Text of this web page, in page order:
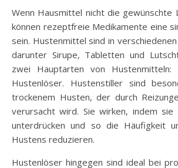
Wenn Hausmittel nicht die gewünschte
können rezeptfreie Medikamente eine
sein. Hustenmittel sind in
darunter Sirupe, Tabletten und
zwei Hauptarten von Hustenmitteln:
Hustenlöser. Hustenstiller sind
trockenem Husten, der durch
verursacht wird. Sie wirken, indem
unterdrücken und so die Häufigkeit
Hustens reduzieren.
Hustenlöser hingegen sind ideal bei